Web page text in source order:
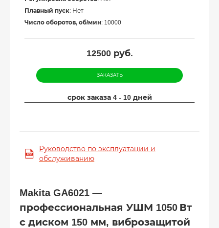
Плавный пуск: Нет
Число оборотов, об/мин: 10000
12500руб.
ЗАКАЗАТЬ
срок заказа 4 - 10 дней
Руководство по эксплуатации и
обслуживанию
Makita GA6021 —
профессиональная УШМ 1050 Вт
с диском 150 мм, виброзащитой